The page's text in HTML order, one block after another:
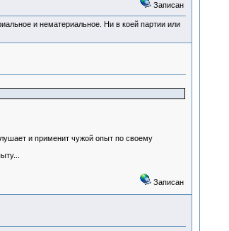
Записан
и нематериальное. Ни в коей партии или
и применит чужой опыт по своему
Записан